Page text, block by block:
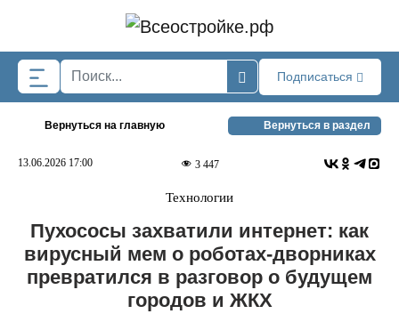
Подписаться
Вернуться на главную Вернуться в раздел
13.06.2026 17:00 3 447
Технологии
Пухососы захватили интернет: как
вирусный мем о роботах-дворниках
превратился в разговор о будущем
городов и ЖКХ